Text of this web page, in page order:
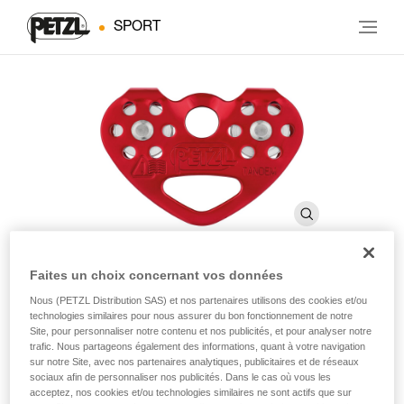
SPORT
TANDEM®
Poulie double pour les déplacements sur corde
La poulie TANDEM est conçue pour des tyroliennes sur
Faites un choix concernant vos données
Nous (PETZL Distribution SAS) et nos partenaires utilisons des cookies et/ou
technologies similaires pour nous assurer du bon fonctionnement de notre
Site, pour personnaliser notre contenu et nos publicités, et pour analyser notre
trafic. Nous partageons également des informations, quant à votre navigation
sur notre Site, avec nos partenaires analytiques, publicitaires et de réseaux
sociaux afin de personnaliser nos publicités. Dans le cas où vous les
acceptez, nos cookies et/ou technologies similaires ne sont actifs que sur